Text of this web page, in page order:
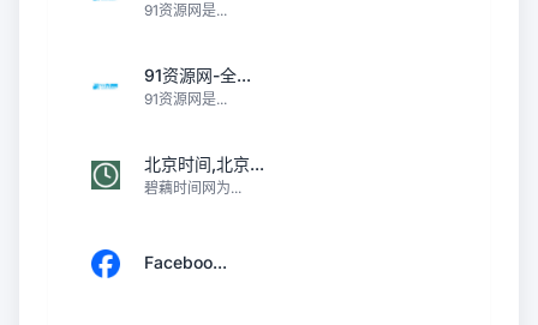
91资源网是...
91资源网-全...
91资源网是...
北京时间,北京...
碧藕时间网为...
Faceboo...